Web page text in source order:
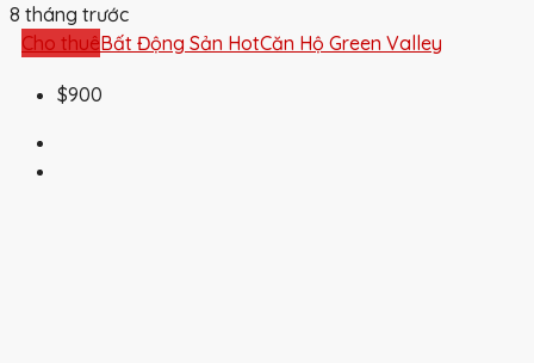
8 tháng trước
Cho thuêBất Động Sản HotCăn Hộ Green Valley
$900